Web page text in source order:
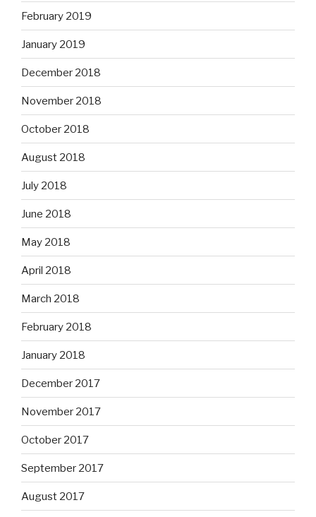
February 2019
January 2019
December 2018
November 2018
October 2018
August 2018
July 2018
June 2018
May 2018
April 2018
March 2018
February 2018
January 2018
December 2017
November 2017
October 2017
September 2017
August 2017